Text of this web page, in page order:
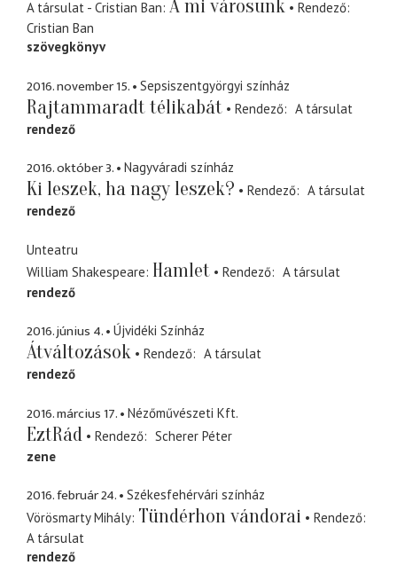
A társulat - Cristian Ban A mi városunk
Rendező
Cristian Ban
szövegkönyv
2016. november 15. Sepsiszentgyörgyi színház
Rajtammaradt télikabát Rendező
A társulat
rendező
2016. október 3. Nagyváradi színház
Ki leszek, ha nagy leszek? Rendező
A társulat
rendező
Unteatru
William Shakespeare Hamlet Rendező
A társulat
rendező
2016. június 4. Újvidéki Színház
Átváltozások Rendező
A társulat
rendező
2016. március 17. Nézőművészeti Kft.
EztRád Rendező
Scherer Péter
zene
2016. február 24.
Székesfehérvári színház
Vörösmarty Mihály Tündérhon vándorai
Rendező
A társulat
rendező